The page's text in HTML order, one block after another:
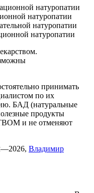
натуропатии
натуропатии
принимать
по их
БАД (натуральные
продукты
и не отменяют
Владимир